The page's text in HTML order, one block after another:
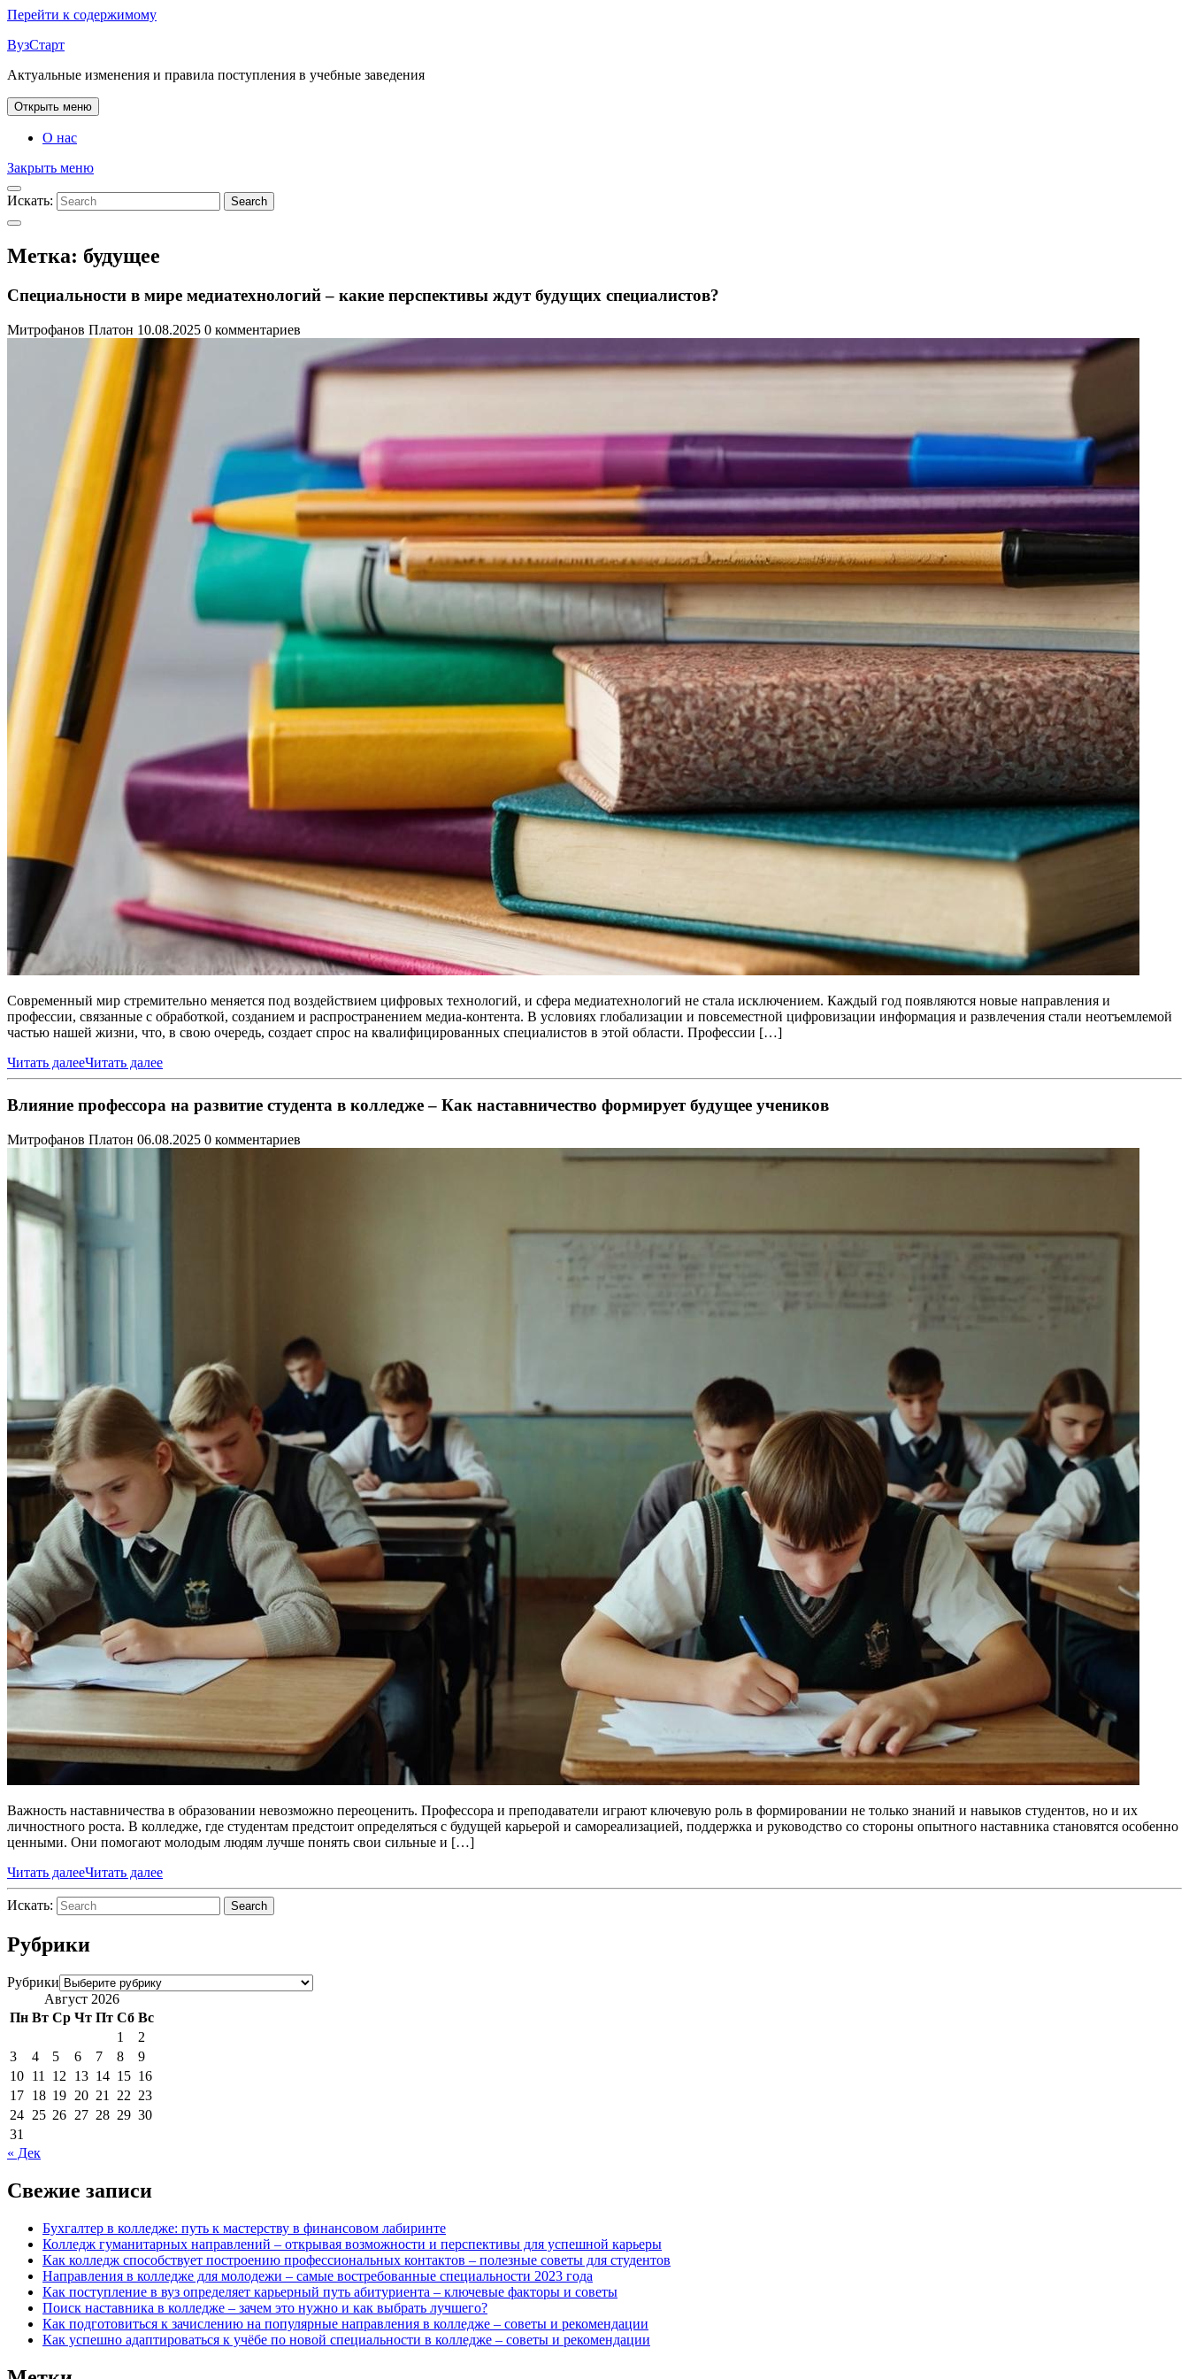
Перейти к содержимому
ВузСтарт
Актуальные изменения и правила поступления в учебные заведения
Открыть меню
О нас
Закрыть меню
Искать: Search
Метка: будущее
Специальности в мире медиатехнологий – какие перспективы ждут будущих специалистов?
Митрофанов Платон 10.08.2025 0 комментариев
Современный мир стремительно меняется под воздействием цифровых технологий, и сфера медиатехнологий не стала исключением. Каждый год появляются новые направления и
профессии, связанные с обработкой, созданием и распространением медиа-контента. В условиях глобализации и повсеместной цифровизации информация и развлечения стали неотъемлемой
частью нашей жизни, что, в свою очередь, создает спрос на квалифицированных специалистов в этой области. Профессии […]
Читать далееЧитать далее
Влияние профессора на развитие студента в колледже – Как наставничество формирует будущее учеников
Митрофанов Платон 06.08.2025 0 комментариев
Важность наставничества в образовании невозможно переоценить. Профессора и преподаватели играют ключевую роль в формировании не только знаний и навыков студентов, но и их
личностного роста. В колледже, где студентам предстоит определяться с будущей карьерой и самореализацией, поддержка и руководство со стороны опытного наставника становятся особенно
ценными. Они помогают молодым людям лучше понять свои сильные и […]
Читать далееЧитать далее
Искать: Search
Рубрики
Рубрики
Август 2026
Пн Вт Ср Чт Пт Сб Вс
1
2
3
4 5 6 7 8
9
10 11 12 13 14 15 16
17 18 19 20 21 22 23
24 25 26 27 28 29 30
31
« Дек
Свежие записи
Бухгалтер в колледже: путь к мастерству в финансовом лабиринте
Колледж гуманитарных направлений – открывая возможности и перспективы для успешной карьеры
Как колледж способствует построению профессиональных контактов – полезные советы для студентов
Направления в колледже для молодежи – самые востребованные специальности 2023 года
Как поступление в вуз определяет карьерный путь абитуриента – ключевые факторы и советы
Поиск наставника в колледже – зачем это нужно и как выбрать лучшего?
Как подготовиться к зачислению на популярные направления в колледже – советы и рекомендации
Как успешно адаптироваться к учёбе по новой специальности в колледже – советы и рекомендации